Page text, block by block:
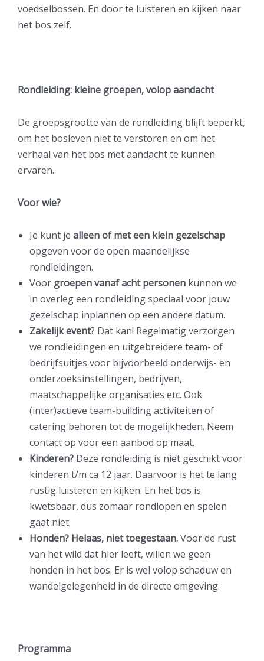
voedselbossen. En door te luisteren en kijken naar
het bos zelf.
Rondleiding: kleine groepen, volop aandacht
De groepsgrootte van de rondleiding blijft beperkt,
om het bosleven niet te verstoren en om het
verhaal van het bos met aandacht te kunnen
ervaren.
Voor wie?
Je kunt je alleen of met een klein gezelschap
opgeven voor de open maandelijkse
rondleidingen.
Voor groepen vanaf acht personen kunnen we
in overleg een rondleiding speciaal voor jouw
gezelschap inplannen op een andere datum.
Zakelijk event? Dat kan! Regelmatig verzorgen
we rondleidingen en uitgebreidere team- of
bedrijfsuitjes voor bijvoorbeeld onderwijs- en
onderzoeksinstellingen, bedrijven,
maatschappelijke organisaties etc. Ook
(inter)actieve team-building activiteiten of
catering behoren tot de mogelijkheden. Neem
contact op voor een aanbod op maat.
Kinderen? Deze rondleiding is niet geschikt voor
kinderen t/m ca 12 jaar. Daarvoor is het te lang
rustig luisteren en kijken. En het bos is
kwetsbaar, dus zomaar rondlopen en spelen
gaat niet.
Honden? Helaas, niet toegestaan.Voor de rust
van het wild dat hier leeft, willen we geen
honden in het bos. Er is wel volop schaduw en
wandelgelegenheid in de directe omgeving.
Programma